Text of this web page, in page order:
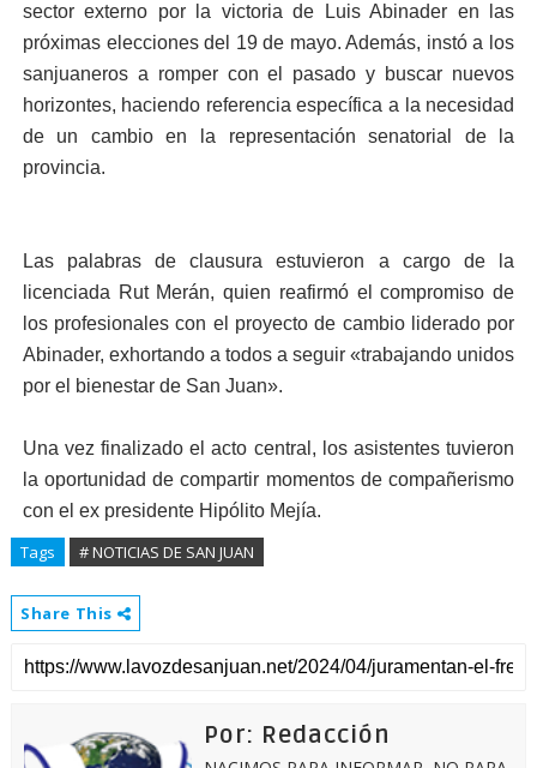
sector externo por la victoria de Luis Abinader en las
próximas elecciones del 19 de mayo. Además, instó a los
sanjuaneros a romper con el pasado y buscar nuevos
horizontes, haciendo referencia específica a la necesidad
de un cambio en la representación senatorial de la
provincia.
Las palabras de clausura estuvieron a cargo de la
licenciada Rut Merán, quien reafirmó el compromiso de
los profesionales con el proyecto de cambio liderado por
Abinader, exhortando a todos a seguir «trabajando unidos
por el bienestar de San Juan».
Una vez finalizado el acto central, los asistentes tuvieron
la oportunidad de compartir momentos de compañerismo
con el ex presidente Hipólito Mejía.
Tags # NOTICIAS DE SAN JUAN
Share This
Por: Redacción